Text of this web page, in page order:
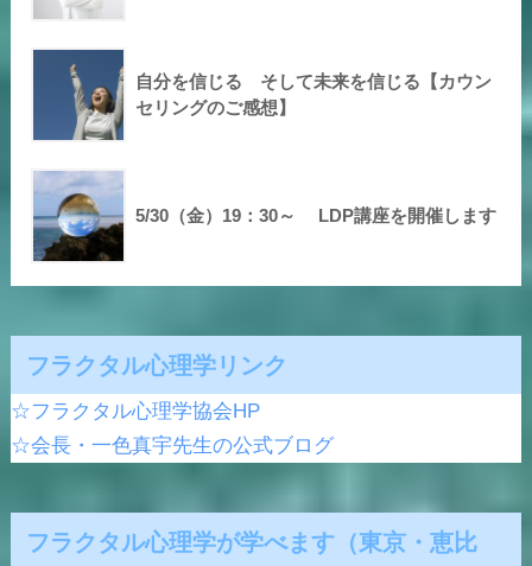
自分を信じる そして未来を信じる【カウン
セリングのご感想】
5/30（金）19：30～ LDP講座を開催します
フラクタル心理学リンク
☆フラクタル心理学協会HP
☆会長・一色真宇先生の公式ブログ
フラクタル心理学が学べます（東京・恵比